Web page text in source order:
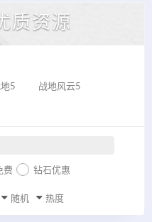
质资源
5 战地风云5
费 钻石优惠
随机 热度